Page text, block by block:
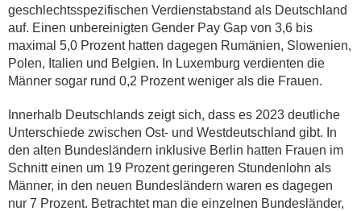
geschlechtsspezifischen Verdienstabstand als Deutschland
auf. Einen unbereinigten Gender Pay Gap von 3,6 bis
maximal 5,0 Prozent hatten dagegen Rumänien, Slowenien,
Polen, Italien und Belgien. In Luxemburg verdienten die
Männer sogar rund 0,2 Prozent weniger als die Frauen.
Innerhalb Deutschlands zeigt sich, dass es 2023 deutliche
Unterschiede zwischen Ost- und Westdeutschland gibt. In
den alten Bundesländern inklusive Berlin hatten Frauen im
Schnitt einen um 19 Prozent geringeren Stundenlohn als
Männer, in den neuen Bundesländern waren es dagegen
nur 7 Prozent. Betrachtet man die einzelnen Bundesländer,